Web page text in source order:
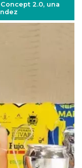
2.0, una